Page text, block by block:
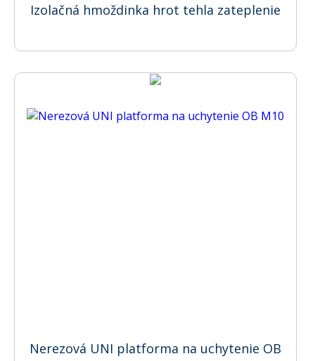
Izolačná hmoždinka hrot tehla zateplenie
Nerezová UNI platforma na uchytenie OB